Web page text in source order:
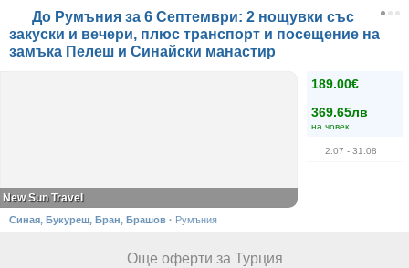
До Румъния за 6 Септември: 2 нощувки със
закуски и вечери, плюс транспорт и посещение на
замъка Пелеш и Синайски манастир
189.00€
369.65лв
на човек
2.07 - 31.08
New Sun Travel
Синая, Букурещ, Бран, Брашов · Румъния
Още оферти за Турция